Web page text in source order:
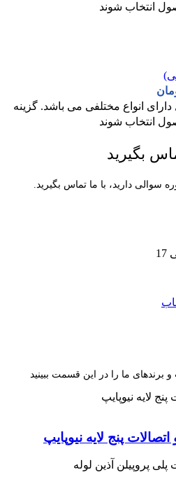
انتخاب شوند
انواع مختلفی می باشد. گزینه
انتخاب شوند
بگیرید
دارید، با ما تماس بگیرید.
ما را در این قسمت ببینید